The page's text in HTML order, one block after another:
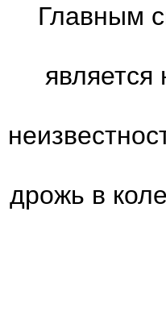
Главным
является
дрожь в